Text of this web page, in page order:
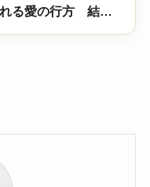
る愛の行方 結末